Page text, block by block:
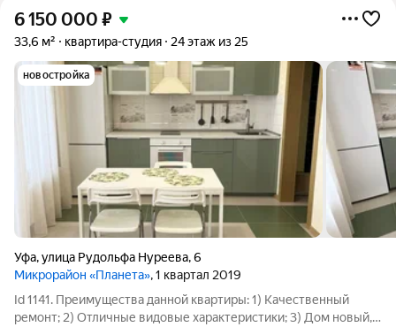
6 150 000 ₽
33,6 м² квартира-студия 24 этаж из 25
новостройка
Уфа,улица Рудольфа Нуреева,6
Микрорайон «Планета», 1 квартал 2019
Id 1141. Преимущества данной квартиры: 1) Качественный
ремонт; 2) Отличные видовые характеристики; 3) Дом новый,